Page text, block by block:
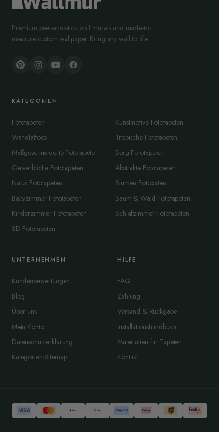
Premium peel-and-stick wall murals and made-to-
measure custom wallpaper. Bring any wall to life.
KATEGORIEN
Fototapeten
Wandtattoos
Maßgeschneiderte Fototapete
Gewerbliche Fototapeten
Natur Fototapeten
Babyzimmer Fototapeten
Kinderzimmer Fototapeten
3D Fototapeten
Kunstmotive Fototapeten
Tropische Fototapeten
Berg Fototapeten
Abstrakte Fototapeten
Blumen Fotopaten
Baum & Wald Fototapeten
Schlafzimmer Fototapeten
UNTERNEHMEN
Kundenbewertungen
Blog
Über uns
Mein Konto
Datenschutzerklärung
Kategorien-Sitemap
HILFE
FAQ
Zahlung
Versand & Rückgabe
Installationshandbuch
Materialien für Tapeten
Kontakt